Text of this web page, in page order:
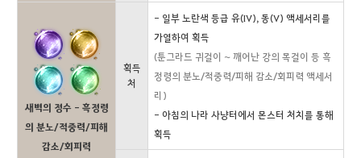
새벽의 정수 - 흑정령
의 분노/적중력/피해
감소/회피력
획득
처
- 일부 노란색 등급 유(IV), 동(V) 액세서리를
가열하여 획득
(툰그라드 귀걸이 ~ 깨어난 강의 목걸이 등 흑
정령의 분노/적중력/피해 감소/회피력 액세서
리)
- 아침의 나라 사냥터에서 몬스터 처치를 통해
획득